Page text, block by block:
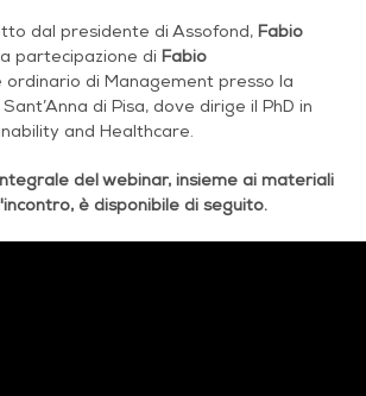
dal presidente di Assofond, Fabio
partecipazione di Fabio
ordinario di Management presso la
di Pisa, dove dirige il PhD in
and Healthcare.
del webinar, insieme ai materiali
è disponibile di seguito.